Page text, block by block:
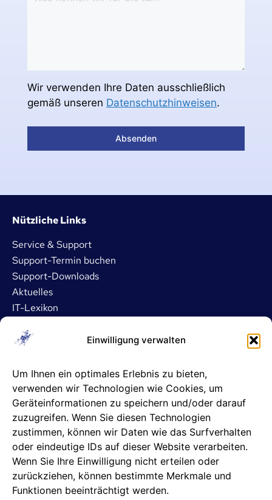
Einwilligung verwalten
Um Ihnen ein optimales Erlebnis zu bieten,
verwenden wir Technologien wie Cookies, um
Geräteinformationen zu speichern und/oder darauf
zuzugreifen. Wenn Sie diesen Technologien
zustimmen, können wir Daten wie das Surfverhalten
oder eindeutige IDs auf dieser Website verarbeiten.
Wenn Sie Ihre Einwilligung nicht erteilen oder
zurückziehen, können bestimmte Merkmale und
Funktionen beeinträchtigt werden.
Wir verwenden Ihre Daten ausschließlich
gemäß unseren Datenschutzhinweisen.
Absenden
Nützliche Links
Service & Support
Support-Termin buchen
Support-Downloads
Aktuelles
IT-Lexikon
Dienstleistungen
Microsoft 365 Betreuung
ASP- und DATEV-Betreuung
IT-Sicherheit
IT-Support
Unternehmen
Info & Kontakt
Karriere